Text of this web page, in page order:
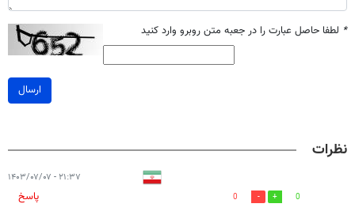
* لطفا حاصل عبارت را در جعبه متن روبرو وارد کنید
ارسال
نظرات
۲۱:۳۷ - ۱۴۰۳/۰۷/۰۷
0
0
پاسخ